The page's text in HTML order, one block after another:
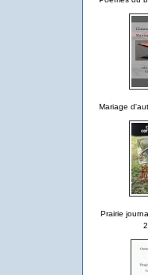
Mariage
Prairie